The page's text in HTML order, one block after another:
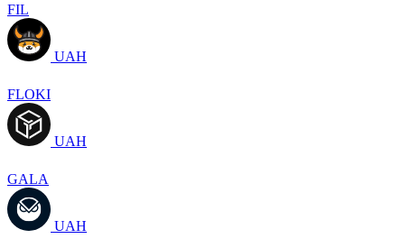
FIL
UAH
FLOKI
UAH
GALA
UAH